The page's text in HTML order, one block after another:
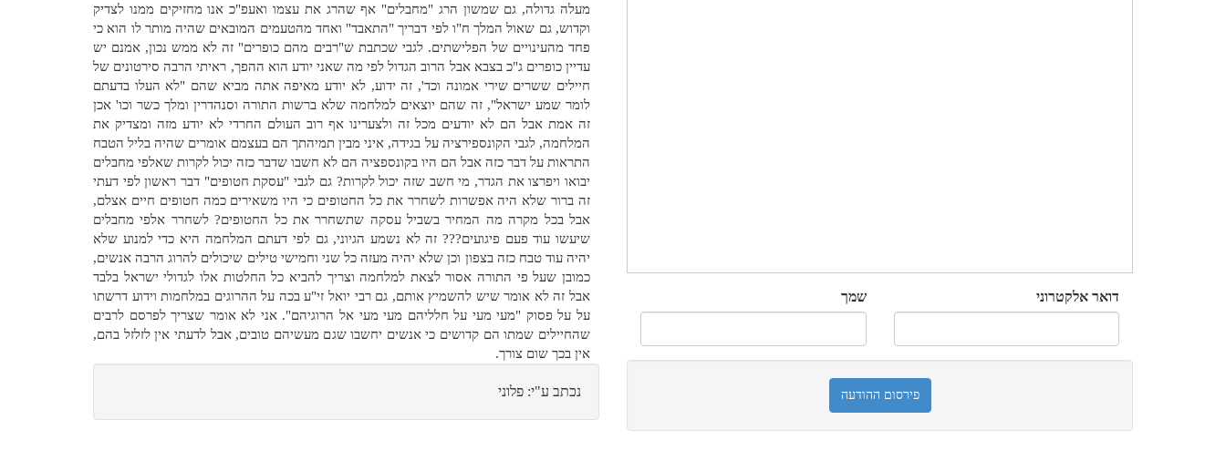
דואר אלקטרוני שמך
מעלה גדולה, גם שמשון הרג "מחבלים" אף שהרג את עצמו ואעפ"כ אנו מחזיקים ממנו לצדיק
וקדוש, גם שאול המלך ח"ו לפי דבריך "התאבד" ואחד מהטעמים המובאים שהיה מותר לו הוא כי
פחד מהעינויים של הפלישתים. לגבי שכתבת ש"רבים מהם כופרים" זה לא ממש נכון, אמנם יש
עדיין כופרים ג"כ בצבא אבל הרוב הגדול לפי מה שאני יודע הוא ההפך, ראיתי הרבה סירטונים של
חיילים ששרים שירי אמונה וכד', זה ידוע, לא יודע מאיפה אתה מביא שהם "לא העלו בדעתם
לומר שמע ישראל", זה שהם יוצאים למלחמה שלא ברשות התורה וסנהדרין ומלך כשר וכו' אכן
זה אמת אבל הם לא יודעים מכל זה ולצערינו אף רוב העולם החרדי לא יודע מזה ומצדיק את
המלחמה, לגבי הקונספירציה על בגידה, איני מבין תמיהתך הם בעצמם אומרים שהיה בליל הטבח
התראות על דבר כזה אבל הם היו בקונספציה הם לא חשבו שדבר כזה יכול לקרות שאלפי מחבלים
יבואו ויפרצו את הגדר, מי חשב שזה יכול לקרות? גם לגבי "עסקת חטופים" דבר ראשון לפי דעתי
זה ברור שלא היה אפשרות לשחרר את כל החטופים כי היו משאירים כמה חטופים חיים אצלם,
אבל בכל מקרה מה המחיר בשביל עסקה שתשחרר את כל החטופים? לשחרר אלפי מחבלים
שיעשו עוד פעם פיגועים??? זה לא נשמע הגיוני, גם לפי דעתם המלחמה היא כדי למנוע שלא
יהיה עוד טבח כזה בצפון וכן שלא יהיה מעזה כל שני וחמישי טילים שיכולים להרוג הרבה אנשים,
כמובן שעל פי התורה אסור לצאת למלחמה וצריך להביא כל החלטות אלו לגדולי ישראל בלבד
אבל זה לא אומר שיש להשמיץ אותם, גם רבי יואל זי"ע בכה על ההרוגים במלחמות וידוע דרשתו
על על פסוק "מעי מעי על חלליהם מעי מעי אל הרוגיהם". אני לא אומר שצריך לפרסם לרבים
שהחיילים שמתו הם קדושים כי אנשים יחשבו שגם מעשיהם טובים, אבל לדעתי אין לזלזל בהם,
אין בכך שום צורך.
נכתב ע"י: פלוני